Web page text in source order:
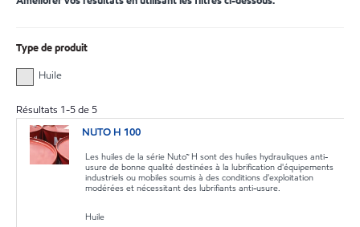
Type de produit
Huile
Résultats 1-5de 5
NUTO H 100
Les huiles de la série Nuto™ H sont des huiles hydrauliques anti-
usure de bonne qualité destinées à la lubrification d'équipements
industriels ou mobiles soumis à des conditions d'exploitation
modérées et nécessitant des lubrifiants anti-usure.
Huile